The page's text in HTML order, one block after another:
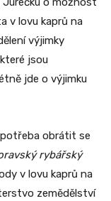
v lovu kaprů na
výjimky
jsou
jde o výjimku
obrátit se
rybářský
v lovu kaprů na
zemědělství